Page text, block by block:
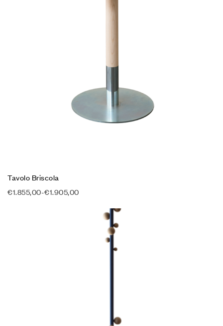
Tavolo Briscola
€1.855,00-€1.905,00